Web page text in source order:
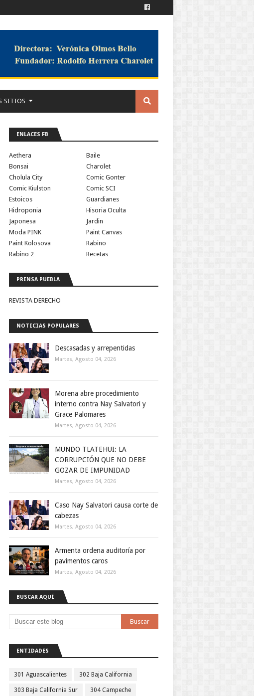
SITIOS
ENLACES FB
Aethera
Baile
Bonsai
Charolet
Cholula City
Comic Gonter
Comic Kiulston
Comic SCI
Estoicos
Guardianes
Hidroponia
Hisoria Oculta
Japonesa
Jardin
Moda PINK
Paint Canvas
Paint Kolosova
Rabino
Rabino 2
Recetas
PRENSA PUEBLA
REVISTA DERECHO
NOTICIAS POPULARES
Descasadas y arrepentidas
Martes, Agosto 04, 2026
Morena abre procedimiento
interno contra Nay Salvatori y
Grace Palomares
Martes, Agosto 04, 2026
MUNDO TLATEHUI: LA
CORRUPCIÓN QUE NO DEBE
GOZAR DE IMPUNIDAD
Martes, Agosto 04, 2026
Caso Nay Salvatori causa corte de
cabezas
Martes, Agosto 04, 2026
Armenta ordena auditoría por
pavimentos caros
Martes, Agosto 04, 2026
BUSCAR AQUÍ
ENTIDADES
301 Aguascalientes 302 Baja California
303 Baja California Sur 304 Campeche